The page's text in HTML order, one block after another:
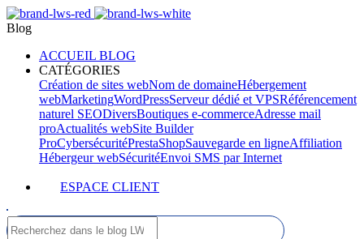
Blog
ACCUEIL BLOG
CATÉGORIES
Création de sites webNom de domaineHébergement
webMarketingWordPressServeur dédié et VPSRéférencement
naturel SEODiversBoutiques e-commerceAdresse mail
proActualités webSite Builder
ProCybersécuritéPrestaShopSauvegarde en ligneAffiliation
Hébergeur webSécuritéEnvoi SMS par Internet
ESPACE CLIENT